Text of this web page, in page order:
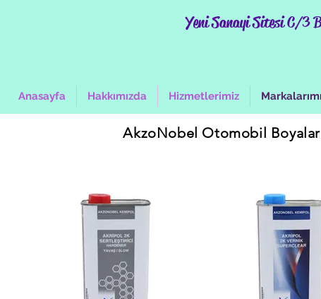
Yeni Sanayi Sitesi C/3
Anasayfa Hakkımızda Hizmetlerimiz
AkzoNobel Otomobil